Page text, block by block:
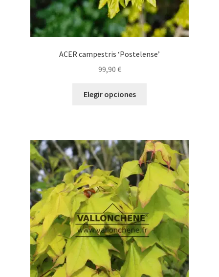
ACER campestris ‘Postelense’
99,90 €
Elegir opciones
Las
opciones
se
pueden
elegir
en
la
página
de
producto